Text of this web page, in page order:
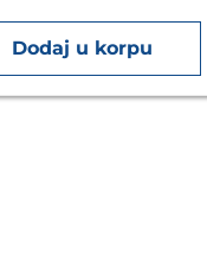
Dodaj u korpu